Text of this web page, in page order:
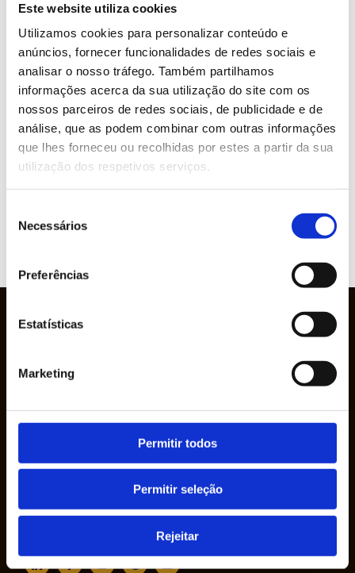
Este website utiliza cookies
Utilizamos cookies para personalizar conteúdo e
anúncios, fornecer funcionalidades de redes sociais e
analisar o nosso tráfego. Também partilhamos
informações acerca da sua utilização do site com os
nossos parceiros de redes sociais, de publicidade e de
análise, que as podem combinar com outras informações
que lhes forneceu ou recolhidas por estes a partir da sua
utilização dos respetivos serviços.
Necessários
Preferências
Estatísticas
Marketing
Permitir todos
Permitir seleção
Rejeitar
WOULD YOU LIKE MORE INFORMATION
ABOUT THIS PRODUCT?
Brands represented
The company Ruy de Lacerda & Cª., S.A. was
founded in 1950 by Mr. Ruy de Lacerda, in his
own name, as a sole proprietorship.